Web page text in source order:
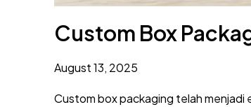
Custom Box
August 13, 2025
Custom box packaging telah menjadi